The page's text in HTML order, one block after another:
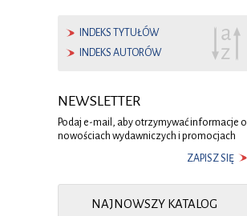
INDEKS TYTUŁÓW
INDEKS AUTORÓW
NEWSLETTER
Podaj e-mail, aby otrzymywać informacje o
nowościach wydawniczych i promocjach
ZAPISZ SIĘ
NAJNOWSZY KATALOG